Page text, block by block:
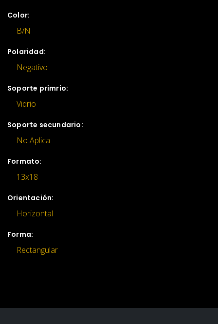
Color:
B/N
Polaridad:
Negativo
Soporte primrio:
Vidrio
Soporte secundario:
No Aplica
Formato:
13x18
Orientación:
Horizontal
Forma:
Rectangular